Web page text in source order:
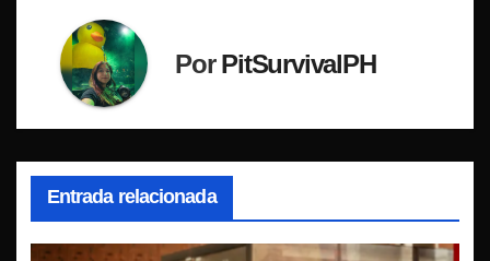
PorPitSurvivalPH
Entrada relacionada